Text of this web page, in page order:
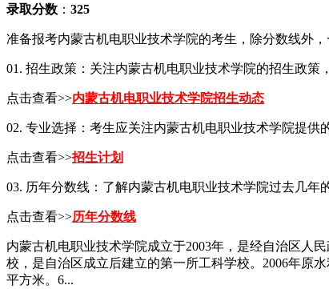
录取分数 ： 325
准备报考内蒙古机电职业技术学院的考生，除分数线外，
01. 招生政策：关注内蒙古机电职业技术学院的招生政策
点击查看>>内蒙古机电职业技术学院招生动态
02. 专业选择：考生应关注内蒙古机电职业技术学院提供
点击查看>>招生计划
03. 历年分数线：了解内蒙古机电职业技术学院过去几年
点击查看>>历年分数线
内蒙古机电职业技术学院成立于2003年，是经自治区人
校，是自治区成立后建立的第一所工科学校。2006年原
平方米。6...